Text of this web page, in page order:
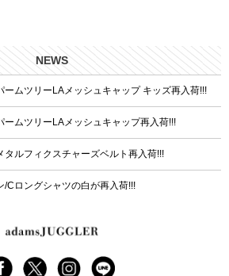
NEWS
ームツリーLAメッシュキャップ キッズ再入荷!!!
ームツリーLAメッシュキャップ再入荷!!!
タルフィクスチャーズベルト再入荷!!!
/Cロングシャツの白が再入荷!!!